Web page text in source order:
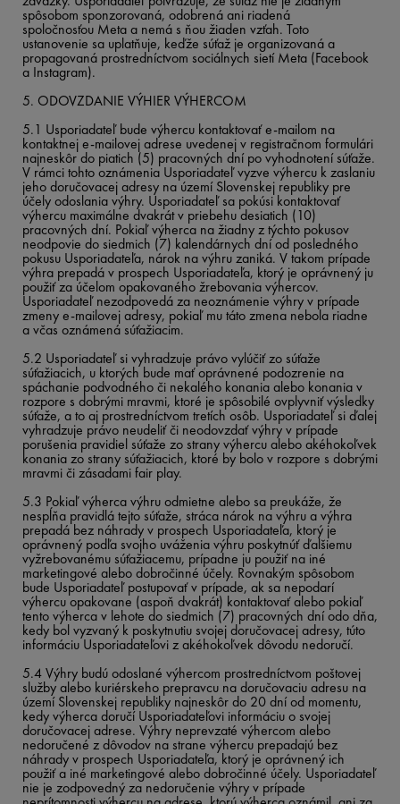
spôsobom sponzorovaná, odobrená ani riadená
spoločnosťou Meta a nemá s ňou žiaden vzťah. Toto
ustanovenie sa uplatňuje, keďže súťaž je organizovaná a
propagovaná prostredníctvom sociálnych sietí Meta (Facebook
a Instagram).
5. ODOVZDANIE VÝHIER VÝHERCOM
5.1 Usporiadateľ bude výhercu kontaktovať e-mailom na
kontaktnej e-mailovej adrese uvedenej v registračnom formulári
najneskôr do piatich (5) pracovných dní po vyhodnotení súťaže.
V rámci tohto oznámenia Usporiadateľ vyzve výhercu k zaslaniu
jeho doručovacej adresy na území Slovenskej republiky pre
účely odoslania výhry. Usporiadateľ sa pokúsi kontaktovať
výhercu maximálne dvakrát v priebehu desiatich (10)
pracovných dní. Pokiaľ výherca na žiadny z týchto pokusov
neodpovie do siedmich (7) kalendárnych dní od posledného
pokusu Usporiadateľa, nárok na výhru zaniká. V takom prípade
výhra prepadá v prospech Usporiadateľa, ktorý je oprávnený ju
použiť za účelom opakovaného žrebovania výhercov.
Usporiadateľ nezodpovedá za neoznámenie výhry v prípade
zmeny e-mailovej adresy, pokiaľ mu táto zmena nebola riadne
a včas oznámená súťažiacim.
5.2 Usporiadateľ si vyhradzuje právo vylúčiť zo súťaže
súťažiacich, u ktorých bude mať oprávnené podozrenie na
spáchanie podvodného či nekalého konania alebo konania v
rozpore s dobrými mravmi, ktoré je spôsobilé ovplyvniť výsledky
súťaže, a to aj prostredníctvom tretích osôb. Usporiadateľ si ďalej
vyhradzuje právo neudeliť či neodovzdať výhry v prípade
porušenia pravidiel súťaže zo strany výhercu alebo akéhokoľvek
konania zo strany súťažiacich, ktoré by bolo v rozpore s dobrými
mravmi či zásadami fair play.
5.3 Pokiaľ výherca výhru odmietne alebo sa preukáže, že
nespĺňa pravidlá tejto súťaže, stráca nárok na výhru a výhra
prepadá bez náhrady v prospech Usporiadateľa, ktorý je
oprávnený podľa svojho uváženia výhru poskytnúť ďalšiemu
vyžrebovanému súťažiacemu, prípadne ju použiť na iné
marketingové alebo dobročinné účely. Rovnakým spôsobom
bude Usporiadateľ postupovať v prípade, ak sa nepodarí
výhercu opakovane (aspoň dvakrát) kontaktovať alebo pokiaľ
tento výherca v lehote do siedmich (7) pracovných dní odo dňa,
kedy bol vyzvaný k poskytnutiu svojej doručovacej adresy, túto
informáciu Usporiadateľovi z akéhokoľvek dôvodu nedoručí.
5.4 Výhry budú odoslané výhercom prostredníctvom poštovej
služby alebo kuriérskeho prepravcu na doručovaciu adresu na
území Slovenskej republiky najneskôr do 20 dní od momentu,
kedy výherca doručí Usporiadateľovi informáciu o svojej
doručovacej adrese. Výhry neprevzaté výhercom alebo
nedoručené z dôvodov na strane výhercu prepadajú bez
náhrady v prospech Usporiadateľa, ktorý je oprávnený ich
použiť a iné marketingové alebo dobročinné účely. Usporiadateľ
nie je zodpovedný za nedoručenie výhry v prípade